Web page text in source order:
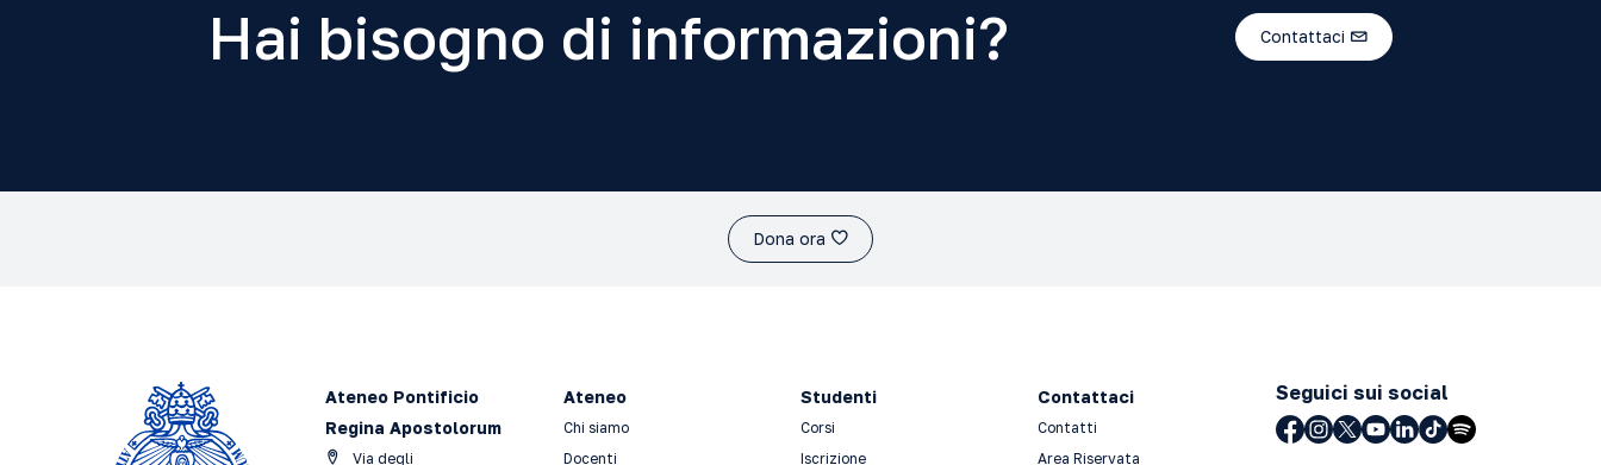
Hai bisogno di informazioni? Contattaci
Dona ora
Ateneo Pontificio
Regina Apostolorum
Via degli
Ateneo
Chi siamo
Docenti
Studenti
Corsi
Iscrizione
Contattaci
Contatti
Area Riservata
Seguici sui social